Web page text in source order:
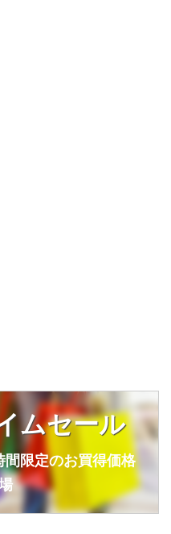
ムセール
間限定のお買得価格